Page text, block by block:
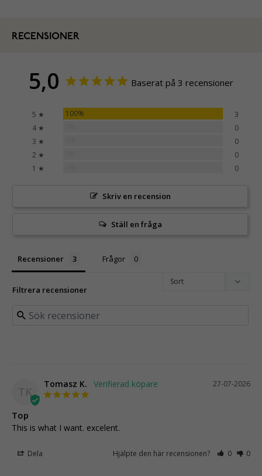
RECENSIONER
5,0 Baserat på 3 recensioner
5 ★ 100%
3
4 ★
0
3 ★
0
2 ★
0
1 ★
0
Skriv en recension
Ställ en fråga
Recensioner Frågor
Filtrera recensioner
TK
27-07-2026
Tomasz K.
Top
This is what I want. excelent.
Dela Hjälpte den här recensionen? 0 0